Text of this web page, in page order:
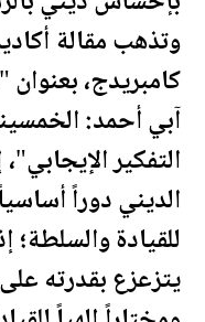
وتذهب مقالة
كامبريدج، بعنوان
آبي أحمد:
التفكير
الديني دوراً
للقيادة والسلطة؛
يتزعزع بقدرته